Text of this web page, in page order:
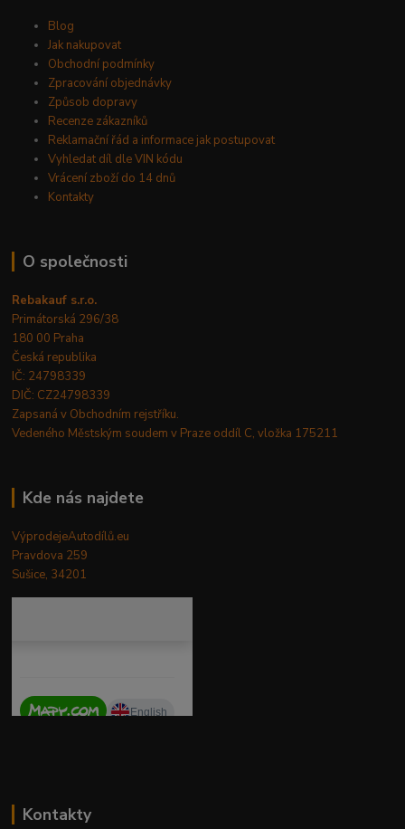
Blog
Jak nakupovat
Obchodní podmínky
Zpracování objednávky
Způsob dopravy
Recenze zákazníků
Reklamační řád a informace jak postupovat
Vyhledat díl dle VIN kódu
Vrácení zboží do 14 dnů
Kontakty
O společnosti
Rebakauf s.r.o.
Primátorská 296/38
180 00 Praha
Česká republika
IČ: 24798339
DIČ: CZ24798339
Zapsaná v Obchodním rejstříku.
Vedeného Městským soudem v Praze oddíl C, vložka 175211
Kde nás najdete
VýprodejeAutodílů.eu
Pravdova 259
Sušice, 34201
Kontakty